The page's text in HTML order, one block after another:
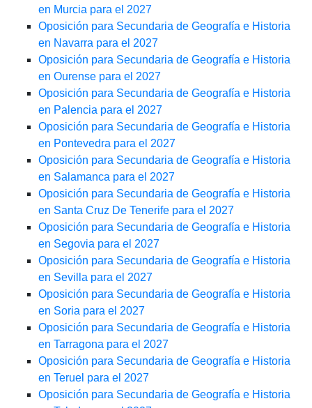
en Murcia para el 2027
Oposición para Secundaria de Geografía e Historia
en Navarra para el 2027
Oposición para Secundaria de Geografía e Historia
en Ourense para el 2027
Oposición para Secundaria de Geografía e Historia
en Palencia para el 2027
Oposición para Secundaria de Geografía e Historia
en Pontevedra para el 2027
Oposición para Secundaria de Geografía e Historia
en Salamanca para el 2027
Oposición para Secundaria de Geografía e Historia
en Santa Cruz De Tenerife para el 2027
Oposición para Secundaria de Geografía e Historia
en Segovia para el 2027
Oposición para Secundaria de Geografía e Historia
en Sevilla para el 2027
Oposición para Secundaria de Geografía e Historia
en Soria para el 2027
Oposición para Secundaria de Geografía e Historia
en Tarragona para el 2027
Oposición para Secundaria de Geografía e Historia
en Teruel para el 2027
Oposición para Secundaria de Geografía e Historia